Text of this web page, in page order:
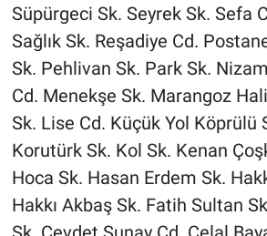
Süpürgeci Sk. Seyrek Sk. Sefa
Sağlık Sk. Reşadiye Cd.
Sk. Pehlivan Sk. Park Sk.
Cd. Menekşe Sk. Marangoz
Sk. Lise Cd. Küçük Yol Köprülü
Korutürk Sk. Kol Sk. Kenan
Hoca Sk. Hasan Erdem Sk.
Hakkı Akbaş Sk. Fatih Sultan